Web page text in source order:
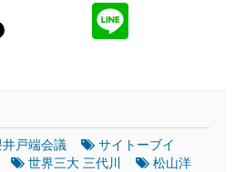
戸端会議
サイトーブイ
世界三大 三代川 松山洋